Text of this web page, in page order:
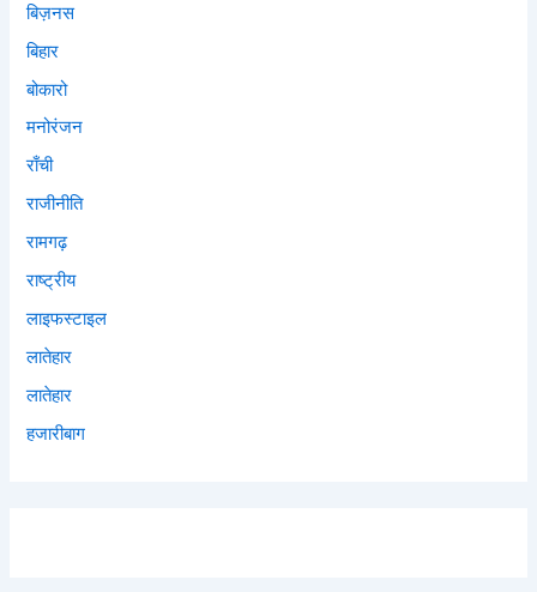
बिज़नस
बिहार
बोकारो
मनोरंजन
राँची
राजीनीति
रामगढ़
राष्ट्रीय
लाइफस्टाइल
लातेहार
लातेहार
हजारीबाग